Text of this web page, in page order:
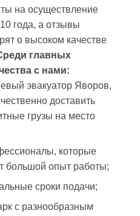
на осуществление
года, а отзывы
о высоком качестве
главных
с нами:
эвакуатор Яворов,
доставить
грузы на место
которые
большой опыт работы;
сроки подачи;
с разнообразным